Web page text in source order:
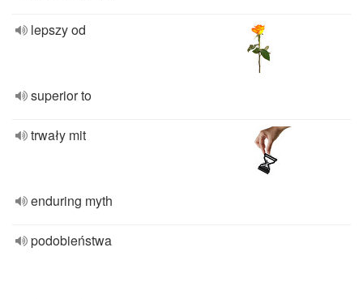
lepszy od
superior to
trwały mit
enduring myth
podobieństwa